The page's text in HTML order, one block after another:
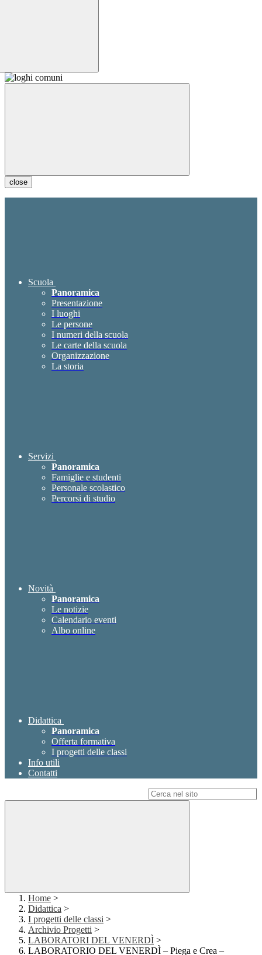
close
Scuola
Panoramica
Presentazione
I luoghi
Le persone
I numeri della scuola
Le carte della scuola
Organizzazione
La storia
Servizi
Panoramica
Famiglie e studenti
Personale scolastico
Percorsi di studio
Novità
Panoramica
Le notizie
Calendario eventi
Albo online
Didattica
Panoramica
Offerta formativa
I progetti delle classi
Info utili
Contatti
Home >
Didattica >
I progetti delle classi >
Archivio Progetti >
LABORATORI DEL VENERDÌ >
LABORATORIO DEL VENERDÌ – Piega e Crea –